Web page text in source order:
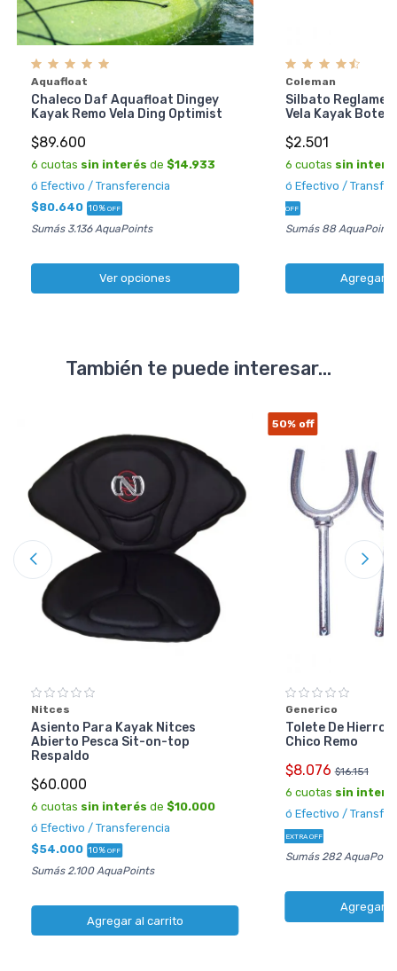
Aquafloat
Chaleco Daf Aquafloat Dingey
Kayak Remo Vela Ding Optimist
$89.600
6 cuotas sin interés de $14.933
ó Efectivo / Transferencia
$80.640 10% OFF
Sumás 3.136 AquaPoints
Ver opciones
Coleman
Silbato
Vela Kayak Bote
$2.501
6 cuotas sin
ó Efectivo /
OFF
Sumás 88 AquaPoints
Agregar
También te puede interesar...
Nitces
Asiento Para Kayak Nitces
Abierto Pesca Sit-on-top
Respaldo
$60.000
6 cuotas sin interés de $10.000
ó Efectivo / Transferencia
$54.000 10% OFF
Sumás 2.100 AquaPoints
Agregar al carrito
50% off
Generico
Tolete De Hierro
Chico Remo
$8.076 $16.151
6 cuotas sin
ó Efectivo /
EXTRA OFF
Sumás 282
Agregar